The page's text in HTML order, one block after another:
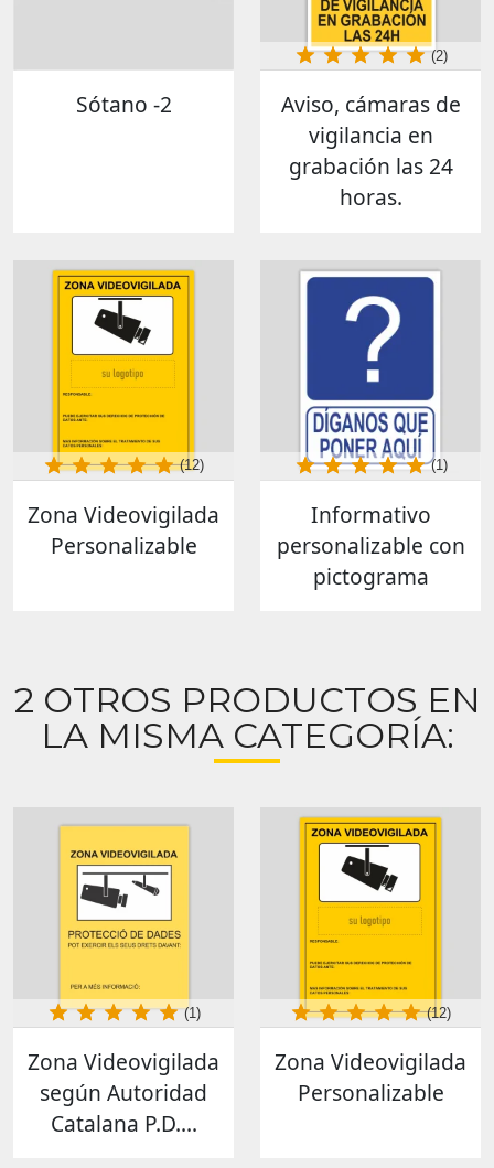
Sótano -2
Aviso, cámaras de
vigilancia en
grabación las 24
horas.
(2)
Zona Videovigilada
Personalizable
(12)
Informativo
personalizable con
pictograma
(1)
2 OTROS PRODUCTOS EN
LA MISMA CATEGORÍA:
Zona Videovigilada
según Autoridad
Catalana P.D....
(1)
Zona Videovigilada
Personalizable
(12)